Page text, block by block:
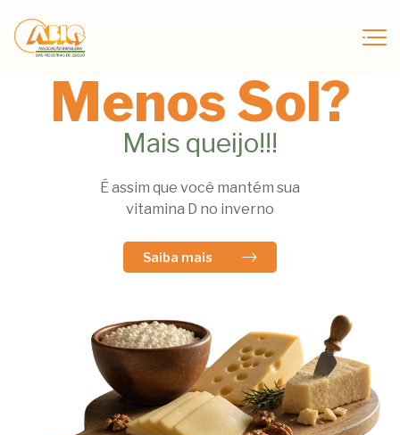
Menos Sol?
Mais queijo!!!
É assim que você mantém sua
vitamina D no inverno
Saiba mais